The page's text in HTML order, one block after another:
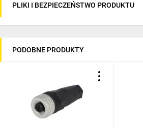
PLIKI I BEZPIECZEŃSTWO PRODUKTU
PODOBNE PRODUKTY